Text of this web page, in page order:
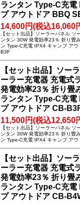
ランタン Type-C充電
プ アウトドア BBQ
14,600円(税込16,060
【セット出品】ソーラーパネル ソ
ンタン 30W 発電効率23％ 折り畳
ン Type-C充電 IPX4 キャンプ ア
B3F
【セット出品】ソー
ーラー充電器 充電式
発電効率23％ 折り畳
ランタン Type-C充電
プ アウトドア CB-
11,500円(税込12,650
【セット出品】ソーラーパネル ソ
ンタン 30W 発電効率23％ 折り畳
ン Type-C充電 IPX4 キャンプ ア
【セット出品】ソー
ーラー充電器 充電式
発電効率23％ 折り畳
ランタン Type-C充電
プ アウトドア CB-